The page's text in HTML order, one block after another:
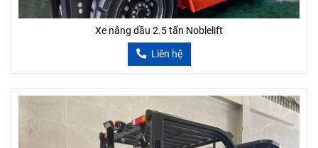
Xe nâng dầu 2.5 tấn Noblelift
Liên hệ